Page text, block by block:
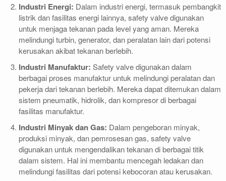
Industri Energi: Dalam industri energi, termasuk pembangkit
listrik dan fasilitas energi lainnya, safety valve digunakan
untuk menjaga tekanan pada level yang aman. Mereka
melindungi turbin, generator, dan peralatan lain dari potensi
kerusakan akibat tekanan berlebih.
Industri Manufaktur: Safety valve digunakan dalam
berbagai proses manufaktur untuk melindungi peralatan dan
pekerja dari tekanan berlebih. Mereka dapat ditemukan dalam
sistem pneumatik, hidrolik, dan kompresor di berbagai
fasilitas manufaktur.
Industri Minyak dan Gas: Dalam pengeboran minyak,
produksi minyak, dan pemrosesan gas, safety valve
digunakan untuk mengendalikan tekanan di berbagai titik
dalam sistem. Hal ini membantu mencegah ledakan dan
melindungi fasilitas dari potensi kebocoran atau kerusakan.